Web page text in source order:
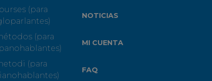
(para
(para
(para
NOTICIAS
MI CUENTA
FAQ